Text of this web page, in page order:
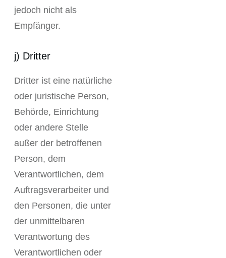
jedoch nicht als
Empfänger.
j) Dritter
Dritter ist eine natürliche
oder juristische Person,
Behörde, Einrichtung
oder andere Stelle
außer der betroffenen
Person, dem
Verantwortlichen, dem
Auftragsverarbeiter und
den Personen, die unter
der unmittelbaren
Verantwortung des
Verantwortlichen oder